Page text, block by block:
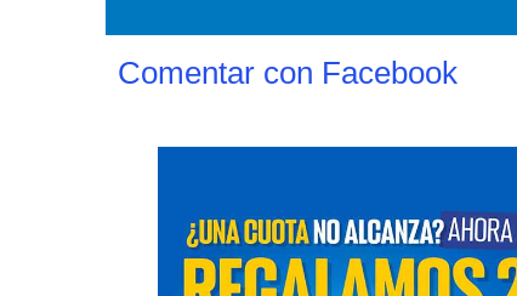
Comentar con Facebook